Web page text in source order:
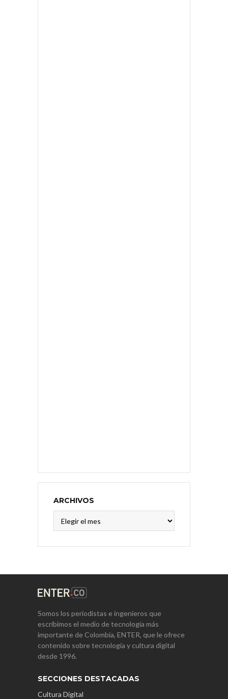
ARCHIVOS
Somos los periodistas e ingenieros que
escribimos el medio de tecnología más
importante de Colombia, ENTER, que le ofrece
contenido sobre tecnología y cultura digital
desde 1996.
SECCIONES DESTACADAS
Cultura Digital